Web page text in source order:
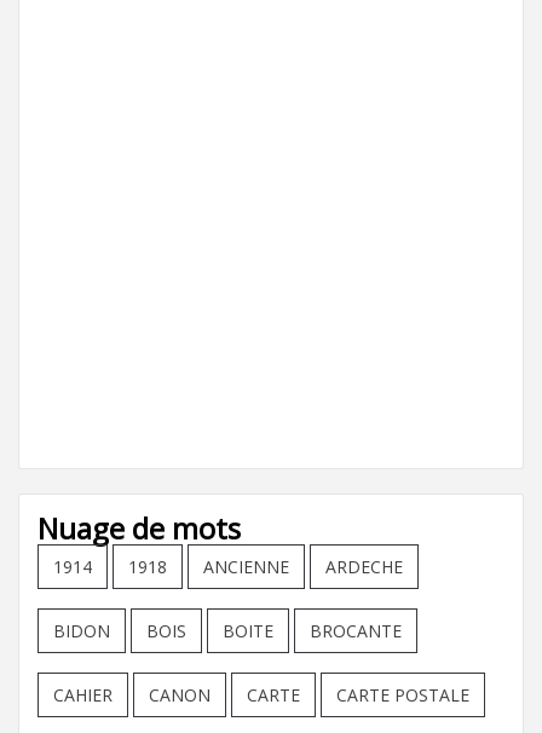
Nuage de mots
1914 1918 ANCIENNE ARDECHE
BIDON BOIS BOITE BROCANTE
CAHIER CANON CARTE CARTE POSTALE